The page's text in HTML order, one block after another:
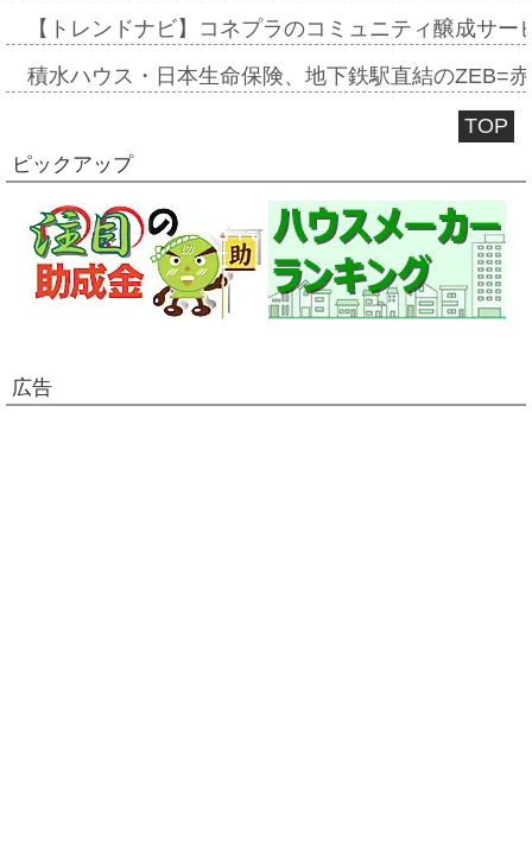
【トレンドナビ】コネプラのコミュニティ醸成サ
積水ハウス・日本生命保険、地下鉄駅直結のZEB=
TOP
ピックアップ
広告